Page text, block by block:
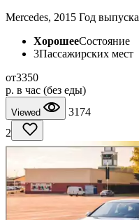
Mercedes, 2015 Год выпуска
ХорошееСостояние
3Пассажирских мест
от3350
p. в час (без еды)
Viewed
3174
2